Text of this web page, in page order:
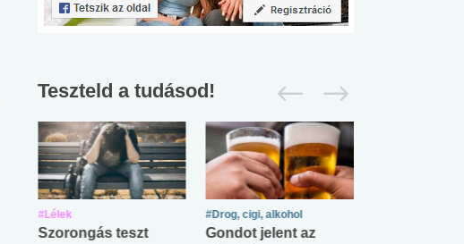
Teszteld a tudásod!
#Lélek
Szorongás teszt
#Drog, cigi, alkohol
Gondot jelent az